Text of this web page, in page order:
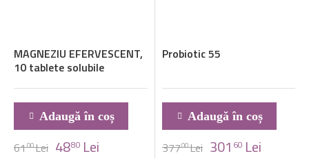
MAGNEZIU EFERVESCENT,
10 tablete solubile
Adaugă în coș
6100Lei 4880 Lei
Probiotic 55
Adaugă în coș
37700Lei 301 60 Lei